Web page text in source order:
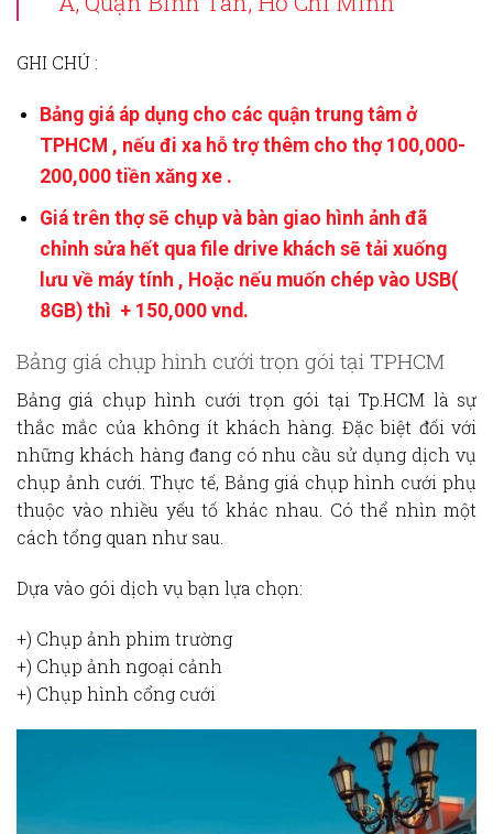
GHI CHÚ :
Bảng giá áp dụng cho các quận trung tâm ở
TPHCM , nếu đi xa hỗ trợ thêm cho thợ 100,000-
200,000 tiền xăng xe .
Giá trên thợ sẽ chụp và bàn giao hình ảnh đã
chỉnh sửa hết qua file drive khách sẽ tải xuống
lưu về máy tính , Hoặc nếu muốn chép vào USB(
8GB) thì + 150,000 vnd.
Bảng giá chụp hình cưới trọn gói tại TPHCM
Bảng giá chụp hình cưới trọn gói tại Tp.HCM là sự
thắc mắc của không ít khách hàng. Đặc biệt đối với
những khách hàng đang có nhu cầu sử dụng dịch vụ
chụp ảnh cưới. Thực tế, Bảng giá chụp hình cưới phụ
thuộc vào nhiều yếu tố khác nhau. Có thể nhìn một
cách tổng quan như sau.
Dựa vào gói dịch vụ bạn lựa chọn:
+) Chụp ảnh phim trường
+) Chụp ảnh ngoại cảnh
+) Chụp hình cổng cưới